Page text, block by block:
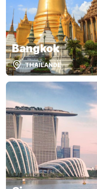
Bangkok
THAÏLANDE